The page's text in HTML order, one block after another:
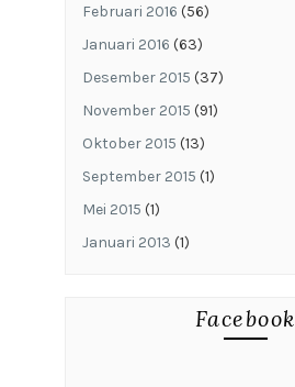
Februari 2016 (56)
Januari 2016 (63)
Desember 2015 (37)
November 2015 (91)
Oktober 2015 (13)
September 2015 (1)
Mei 2015 (1)
Januari 2013 (1)
Facebook